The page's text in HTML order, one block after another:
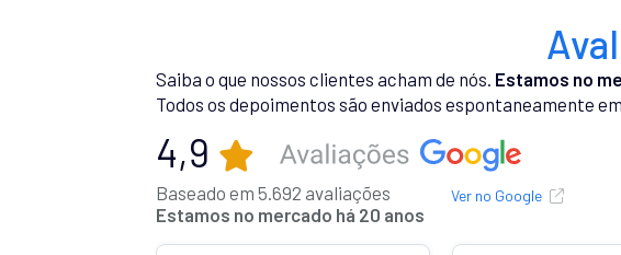
Saiba o que nossos clientes acham de nós. Estamos no
Todos os depoimentos são enviados espontaneamente
4,9
Baseado em 5.692 avaliações
Estamos no mercado há 20 anos
Ver no Google